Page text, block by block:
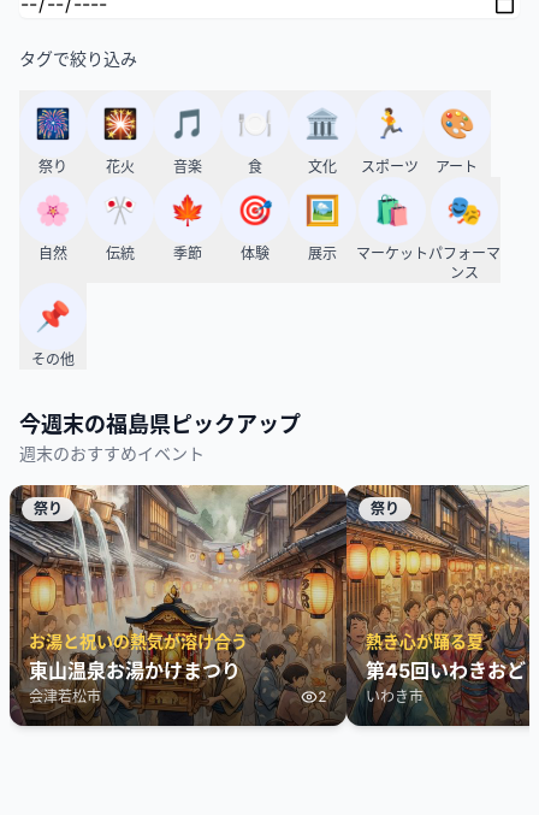
タグで絞り込み
🎆
祭り
🎇
花火
🎵
音楽
🍽️
食
🏛️
文化
🏃
スポーツ
🎨
アート
🌸
自然
🎌
伝統
🍁
季節
🎯
体験
🖼️
展示
🛍️
マーケット
🎭
パフォーマ
ンス
📌
その他
今週末の福島県 ピックアップ
週末のおすすめイベント
祭り
お湯と祝いの熱気が溶け合う
東山温泉お湯かけまつり
会津若松市 2
祭り
熱き心が踊る夏
第45回いわきおど
いわき市